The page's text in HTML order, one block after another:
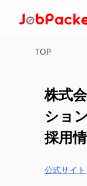
TOP
株式
ション
採用
公式サイト